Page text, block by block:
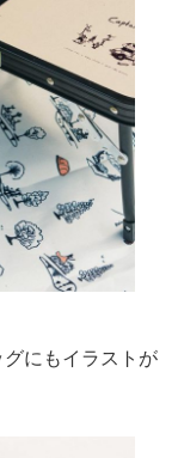
にもイラストが